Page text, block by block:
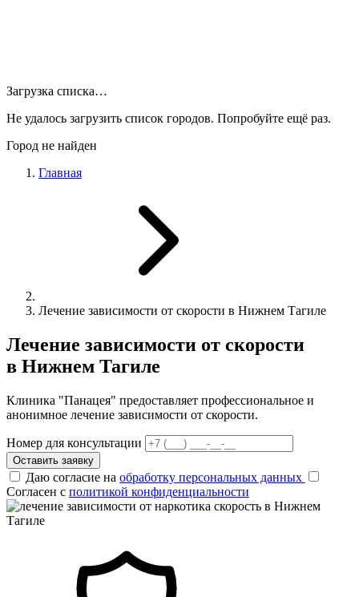
Загрузка списка…
Не удалось загрузить список городов. Попробуйте ещё раз.
Город не найден
Главная
Лечение зависимости от скорости в Нижнем Тагиле
Лечение зависимости от скорости
в Нижнем Тагиле
Клиника "Панацея" предоставляет профессиональное и
анонимное лечение зависимости от скорости.
Номер для консультации
Оставить заявку
Даю согласие на обработку персональных данных
Согласен с политикой конфиденциальности